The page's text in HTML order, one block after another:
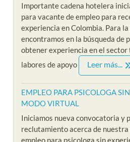
Importante cadena hotelera
para vacante de empleo para
experiencia en Colombia. Para
encontramos en la búsqueda de
obtener experiencia en el
labores de apoyo
Leer más...
EMPLEO PARA PSICOLOGA
MODO VIRTUAL
Iniciamos nueva convocatoria y
reclutamiento acerca de
empleo para psicologa sin